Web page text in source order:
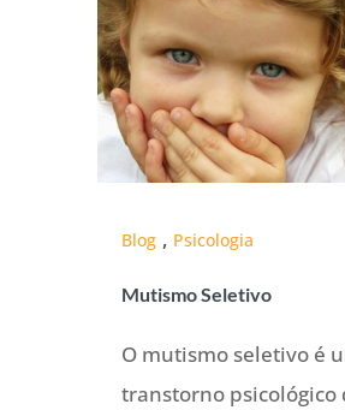
Blog , Psicologia
Mutismo Seletivo
O mutismo seletivo é
transtorno psicológico